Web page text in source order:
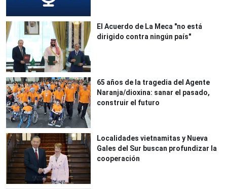
El Acuerdo de La Meca "no está
dirigido contra ningún país"
65 años de la tragedia del Agente
Naranja/dioxina: sanar el pasado,
construir el futuro
Localidades vietnamitas y Nueva
Gales del Sur buscan profundizar la
cooperación